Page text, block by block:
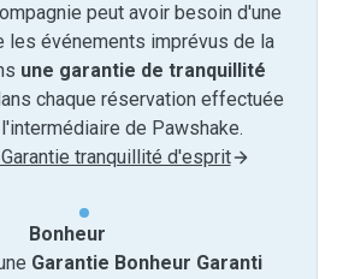
peut avoir besoin d'une
les événements imprévus de la
une garantie de tranquillité
chaque réservation effectuée
de Pawshake.
tranquillité d'esprit
Bonheur
Garantie Bonheur Garanti